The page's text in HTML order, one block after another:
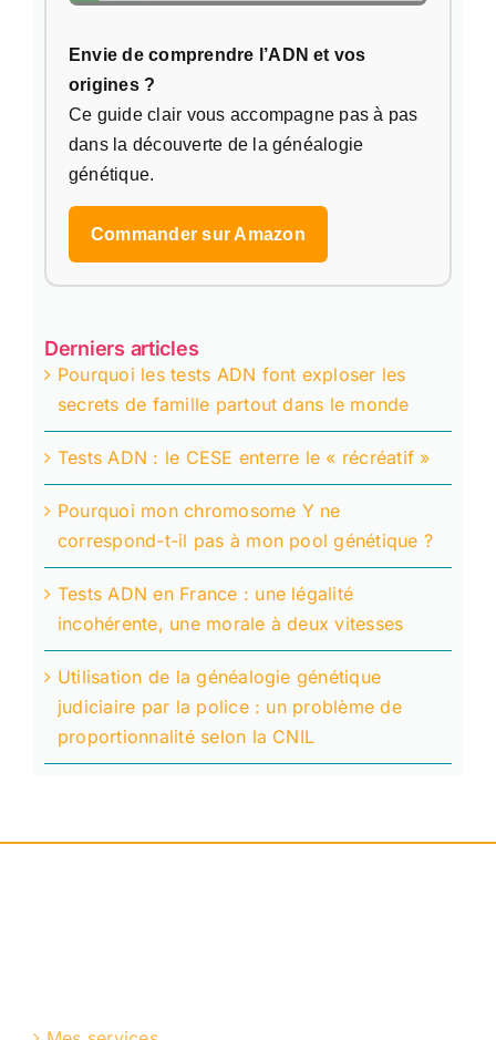
Envie de comprendre l’ADN et vos
origines ?
Ce guide clair vous accompagne pas à pas
dans la découverte de la généalogie
génétique.
Commander sur Amazon
Derniers articles
Pourquoi les tests ADN font exploser les
secrets de famille partout dans le monde
Tests ADN : le CESE enterre le « récréatif »
Pourquoi mon chromosome Y ne
correspond-t-il pas à mon pool génétique ?
Tests ADN en France : une légalité
incohérente, une morale à deux vitesses
Utilisation de la généalogie génétique
judiciaire par la police : un problème de
proportionnalité selon la CNIL